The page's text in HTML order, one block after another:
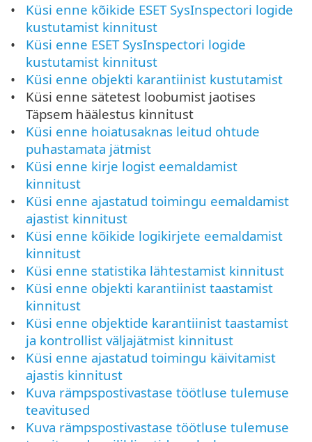
Küsi enne kõikide ESET SysInspectori logide
kustutamist kinnitust
Küsi enne ESET SysInspectori logide
kustutamist kinnitust
Küsi enne objekti karantiinist kustutamist
Küsi enne sätetest loobumist jaotises
Täpsem häälestus kinnitust
Küsi enne hoiatusaknas leitud ohtude
puhastamata jätmist
Küsi enne kirje logist eemaldamist
kinnitust
Küsi enne ajastatud toimingu eemaldamist
ajastist kinnitust
Küsi enne kõikide logikirjete eemaldamist
kinnitust
Küsi enne statistika lähtestamist kinnitust
Küsi enne objekti karantiinist taastamist
kinnitust
Küsi enne objektide karantiinist taastamist
ja kontrollist väljajätmist kinnitust
Küsi enne ajastatud toimingu käivitamist
ajastis kinnitust
Kuva rämpspostivastase töötluse tulemuse
teavitused
Kuva rämpspostivastase töötluse tulemuse